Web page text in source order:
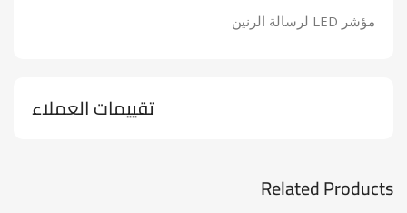
مؤشر LED لرسالة الرنين
تقييمات العملاء
Related Products